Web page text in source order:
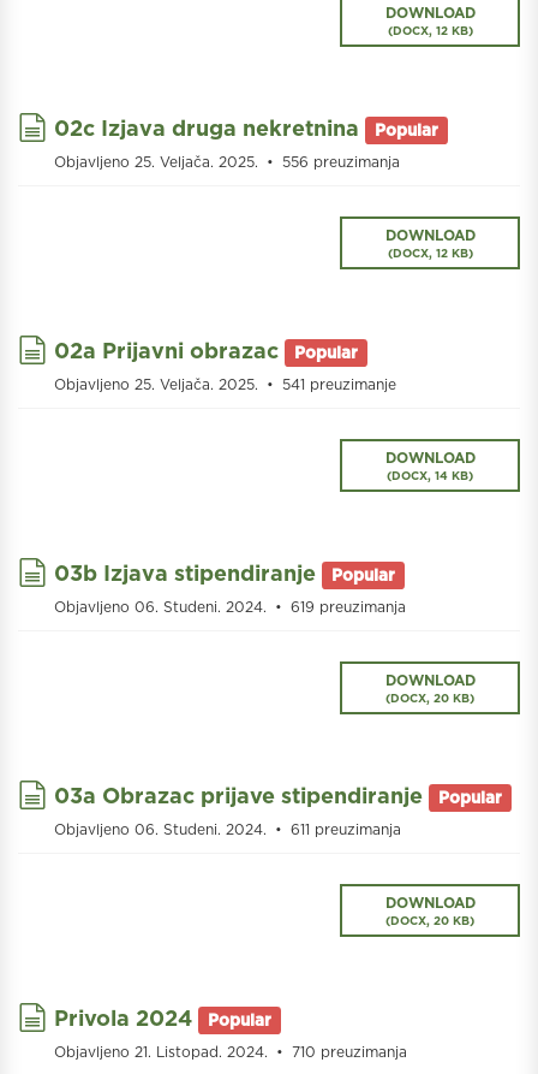
DOWNLOAD
(DOCX, 12 KB)
document
02c Izjava druga nekretnina Popular
Objavljeno 25. Veljača. 2025. 556 preuzimanja
DOWNLOAD
(DOCX, 12 KB)
document
02a Prijavni obrazac Popular
Objavljeno 25. Veljača. 2025. 541 preuzimanje
DOWNLOAD
(DOCX, 14 KB)
document
03b Izjava stipendiranje Popular
Objavljeno 06. Studeni. 2024. 619 preuzimanja
DOWNLOAD
(DOCX, 20 KB)
document
03a Obrazac prijave stipendiranje Popular
Objavljeno 06. Studeni. 2024. 611 preuzimanja
DOWNLOAD
(DOCX, 20 KB)
document
Privola 2024 Popular
Objavljeno 21. Listopad. 2024. 710 preuzimanja